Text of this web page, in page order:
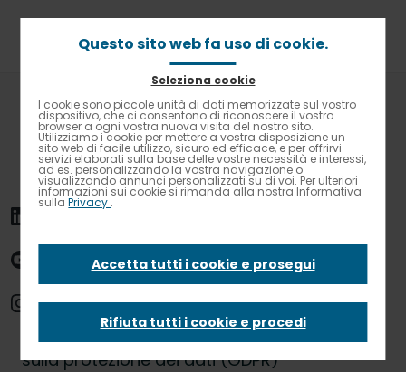
Contrasto elevato
Briciole
pane
Home INFORMATIVA TRATTAMENTO DEI DATI
INFORMATIVA
TRATTAMENTO DEI
DATI
ai sensi dell’art. 13 Regolamento UE 2016/679
sulla protezione dei dati (GDPR)
Questo sito web fa uso di cookie.
Seleziona cookie
I cookie sono piccole unità di dati memorizzate sul vostro
dispositivo, che ci consentono di riconoscere il vostro
browser a ogni vostra nuova visita del nostro sito.
Utilizziamo i cookie per mettere a vostra disposizione un
sito web di facile utilizzo, sicuro ed efficace, e per offrirvi
servizi elaborati sulla base delle vostre necessità e interessi,
ad es. personalizzando la vostra navigazione o
visualizzando annunci personalizzati su di voi. Per ulteriori
informazioni sui cookie si rimanda alla nostra Informativa
sullaPrivacy .
Accetta tutti i cookie e prosegui
Rifiuta tutti i cookie e procedi